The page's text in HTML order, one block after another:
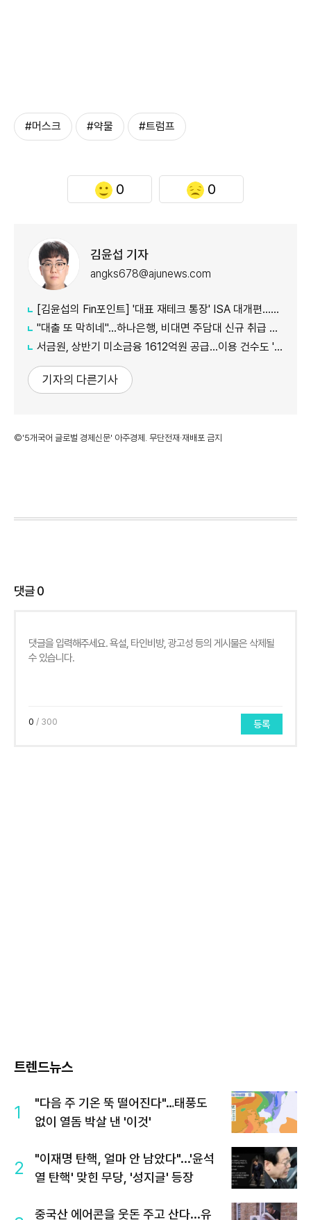
#머스크 #약물 #트럼프
0 0
김윤섭 기자
angks678@ajunews.com
[김윤섭의 Fin포인트] '대표 재테크 통장' ISA 대개편…나에게 맞는 전략은?
"대출 또 막히네"…하나은행, 비대면 주담대 신규 취급 중단
서금원, 상반기 미소금융 1612억원 공급…이용 건수도 '역대 최대'
기자의 다른기사
©'5개국어 글로벌 경제신문' 아주경제. 무단전재·재배포 금지
댓글0
0 / 300 등록
트렌드뉴스
1
"다음 주 기온 뚝 떨어진다"…태풍도
없이 열돔 박살 낸 '이것'
2
"이재명 탄핵, 얼마 안 남았다"...'윤석
열 탄핵' 맞힌 무당, '성지글' 등장
중국산 에어콘을 웃돈 주고 산다...유